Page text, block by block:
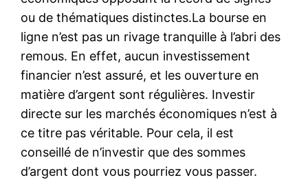
ou de thématiques distinctes.La bourse en
ligne n’est pas un rivage tranquille à l’abri des
remous. En effet, aucun investissement
financier n’est assuré, et les ouverture en
matière d’argent sont régulières. Investir
directe sur les marchés économiques n’est à
ce titre pas véritable. Pour cela, il est
conseillé de n’investir que des sommes
d’argent dont vous pourriez vous passer.